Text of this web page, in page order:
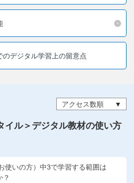
デジタル学習上の留意点
アクセス数順
イル＞デジタル教材の使い方
使いの方）中3で学習する範囲は
？